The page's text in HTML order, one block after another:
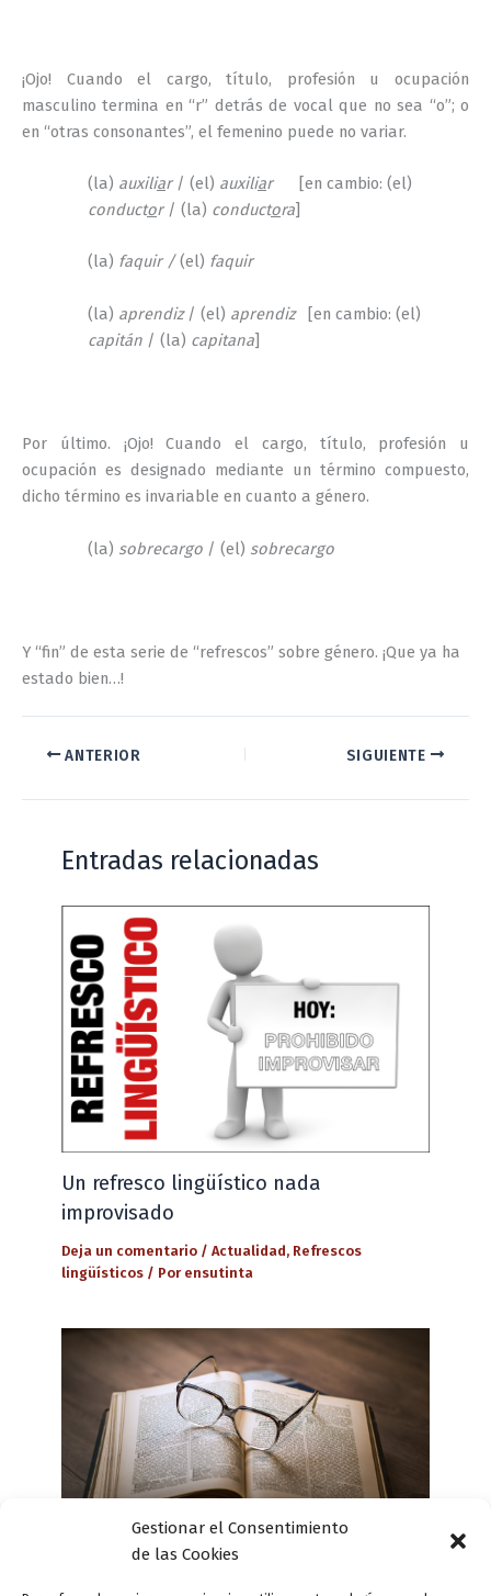
Gestionar el Consentimiento
de las Cookies
¡Ojo! Cuando el cargo, título, profesión u ocupación
masculino termina en “r” detrás de vocal que no sea “o”; o
en “otras consonantes”, el femenino puede no variar.
(la) auxiliar / (el) auxiliar
[en cambio: (el)
conductor/ (la) conductora]
(la) faquir /(el) faquir
(la) aprendiz/ (el) aprendiz
[en cambio: (el)
capitán / (la) capitana]
Por último. ¡Ojo! Cuando el cargo, título, profesión u
ocupación es designado mediante un término compuesto,
dicho término es invariable en cuanto a género.
(la) sobrecargo / (el) sobrecargo
Y “fin” de esta serie de “refrescos” sobre género. ¡Que ya ha
estado bien…!
ANTERIOR SIGUIENTE
Entradas relacionadas
Un refresco lingüístico nada
improvisado
Deja un comentario /Actualidad, Refrescos
lingüísticos / Por ensutinta